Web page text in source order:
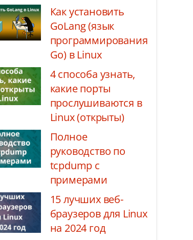
Как установить
GoLang (язык
программирования
Go) в Linux
4 способа узнать,
какие порты
прослушиваются в
Linux (открыты)
Полное
руководство по
tcpdump с
примерами
15 лучших веб-
браузеров для Linux
на 2024 год